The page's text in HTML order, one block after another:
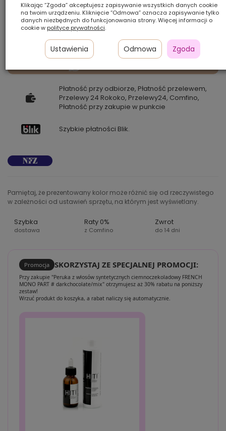
DODAJ DO KOSZYKA
Płatność przy odbiorze, Płatność przelewem,
Przelewy 24 Rokoko, Przelewy24, Comfino,
Płatność przy zakupie w punkcie
Szybkie płatności Blik.
Pamiętaj, że prezentowany kolor może różnić się od rzeczywistego
w zależności od ustawień sprzętu, na którym jest wyświetlany.
Szybka
dostawa
Raty 0%
z Comfino
Zwrot
do 14 dni
Promocja SKORZYSTAJ ZE SPECJALNEJ PROMOCJI:
Przy zakupie "Peruka z włosów syntetycznych ciemnoczekoladowy FRENCH
MONO PART # darkchocolate/mix" otrzymujesz aż 30% rabatu na poniższy
zestaw!
Wrzuć produkt do koszyka, a rabat naliczy się automatycznie.
Klikając “Zgoda” akceptujesz zapisywanie wszystkich danych cookie
na twoim urządzeniu. Kliknięcie “Odmowa” oznacza zapisywanie tylko
danych niezbędnych do funkcjonowania strony. Więcej informacji o
cookie w polityce prywatności.
Ustawienia Odmowa Zgoda